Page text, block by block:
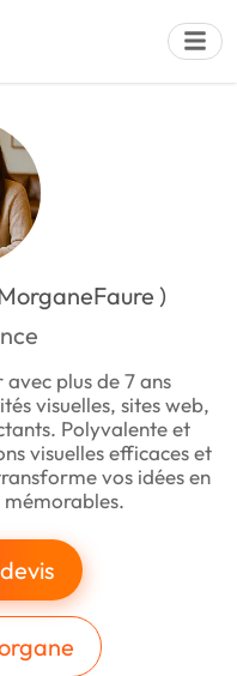
)
plus de 7 ans
visuelles, sites web,
Polyvalente et
visuelles efficaces et
vos idées en
mémorables.